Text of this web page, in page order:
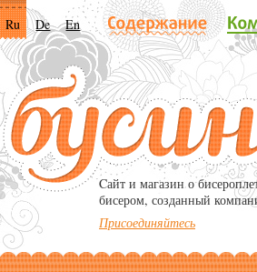
Ru De En
Cайт и магазин о
бисером, созданный
Присоединяйтесь